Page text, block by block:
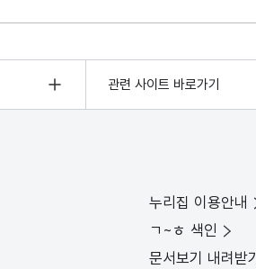
관련 사이트 바로가기
누리집 이용안내
ㄱ~ㅎ 색인
문서보기 내려받기